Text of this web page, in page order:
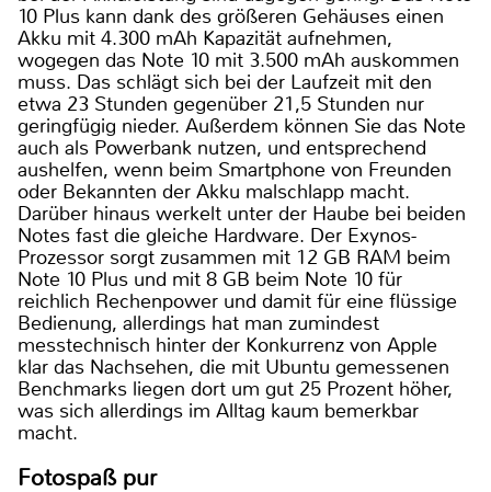
10 Plus kann dank des größeren Gehäuses einen
Akku mit 4.300 mAh Kapazität aufnehmen,
wogegen das Note 10 mit 3.500 mAh auskommen
muss. Das schlägt sich bei der Laufzeit mit den
etwa 23 Stunden gegenüber 21,5 Stunden nur
geringfügig nieder. Außerdem können Sie das Note
auch als Powerbank nutzen, und entsprechend
aushelfen, wenn beim Smartphone von Freunden
oder Bekannten der Akku malschlapp macht.
Darüber hinaus werkelt unter der Haube bei beiden
Notes fast die gleiche Hardware. Der Exynos-
Prozessor sorgt zusammen mit 12 GB RAM beim
Note 10 Plus und mit 8 GB beim Note 10 für
reichlich Rechenpower und damit für eine flüssige
Bedienung, allerdings hat man zumindest
messtechnisch hinter der Konkurrenz von Apple
klar das Nachsehen, die mit Ubuntu gemessenen
Benchmarks liegen dort um gut 25 Prozent höher,
was sich allerdings im Alltag kaum bemerkbar
macht.
Fotospaß pur